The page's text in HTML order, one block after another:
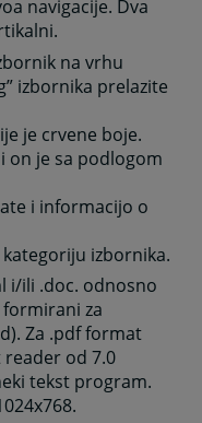
navigacije. Dva
na vrhu
izbornika prelazite
je crvene boje.
on je sa podlogom
i informacijo o
izbornika.
i/ili .doc. odnosno
za
Za .pdf format
od 7.0
tekst program.